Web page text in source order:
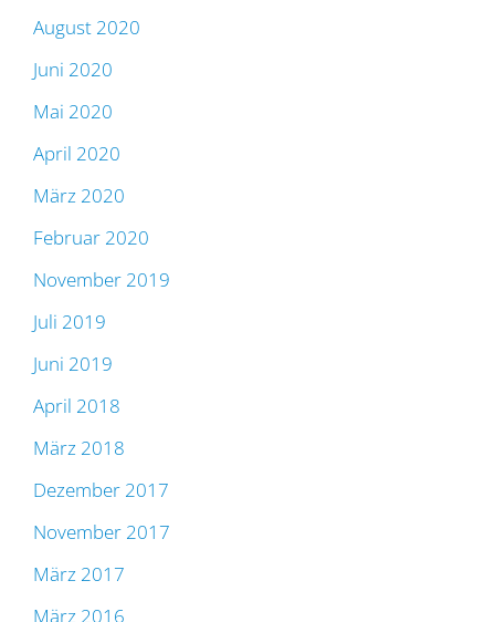
August 2020
Juni 2020
Mai 2020
April 2020
März 2020
Februar 2020
November 2019
Juli 2019
Juni 2019
April 2018
März 2018
Dezember 2017
November 2017
März 2017
März 2016